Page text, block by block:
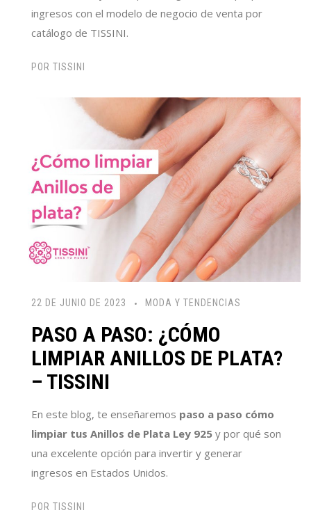
ingresos con el modelo de negocio de venta por
catálogo de TISSINI.
POR TISSINI
22 DE JUNIO DE 2023 MODA Y TENDENCIAS
PASO A PASO: ¿CÓMO
LIMPIAR ANILLOS DE PLATA?
– TISSINI
En este blog, te enseñaremos paso a paso cómo
limpiar tus Anillos de Plata Ley 925 y por qué son
una excelente opción para invertir y generar
ingresos en Estados Unidos.
POR TISSINI